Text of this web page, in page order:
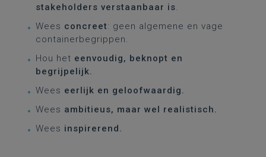
stakeholders verstaanbaar is.
Wees concreet: geen algemene en vage
containerbegrippen.
Hou het eenvoudig, beknopt en
begrijpelijk.
Wees eerlijk en geloofwaardig.
Wees ambitieus, maar wel realistisch.
Wees inspirerend.